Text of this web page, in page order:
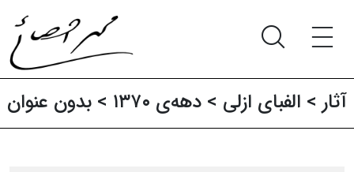
آثار‍> الفبای ازلی > دهه‌ی ۱۳۷۰ > بدون عنوان